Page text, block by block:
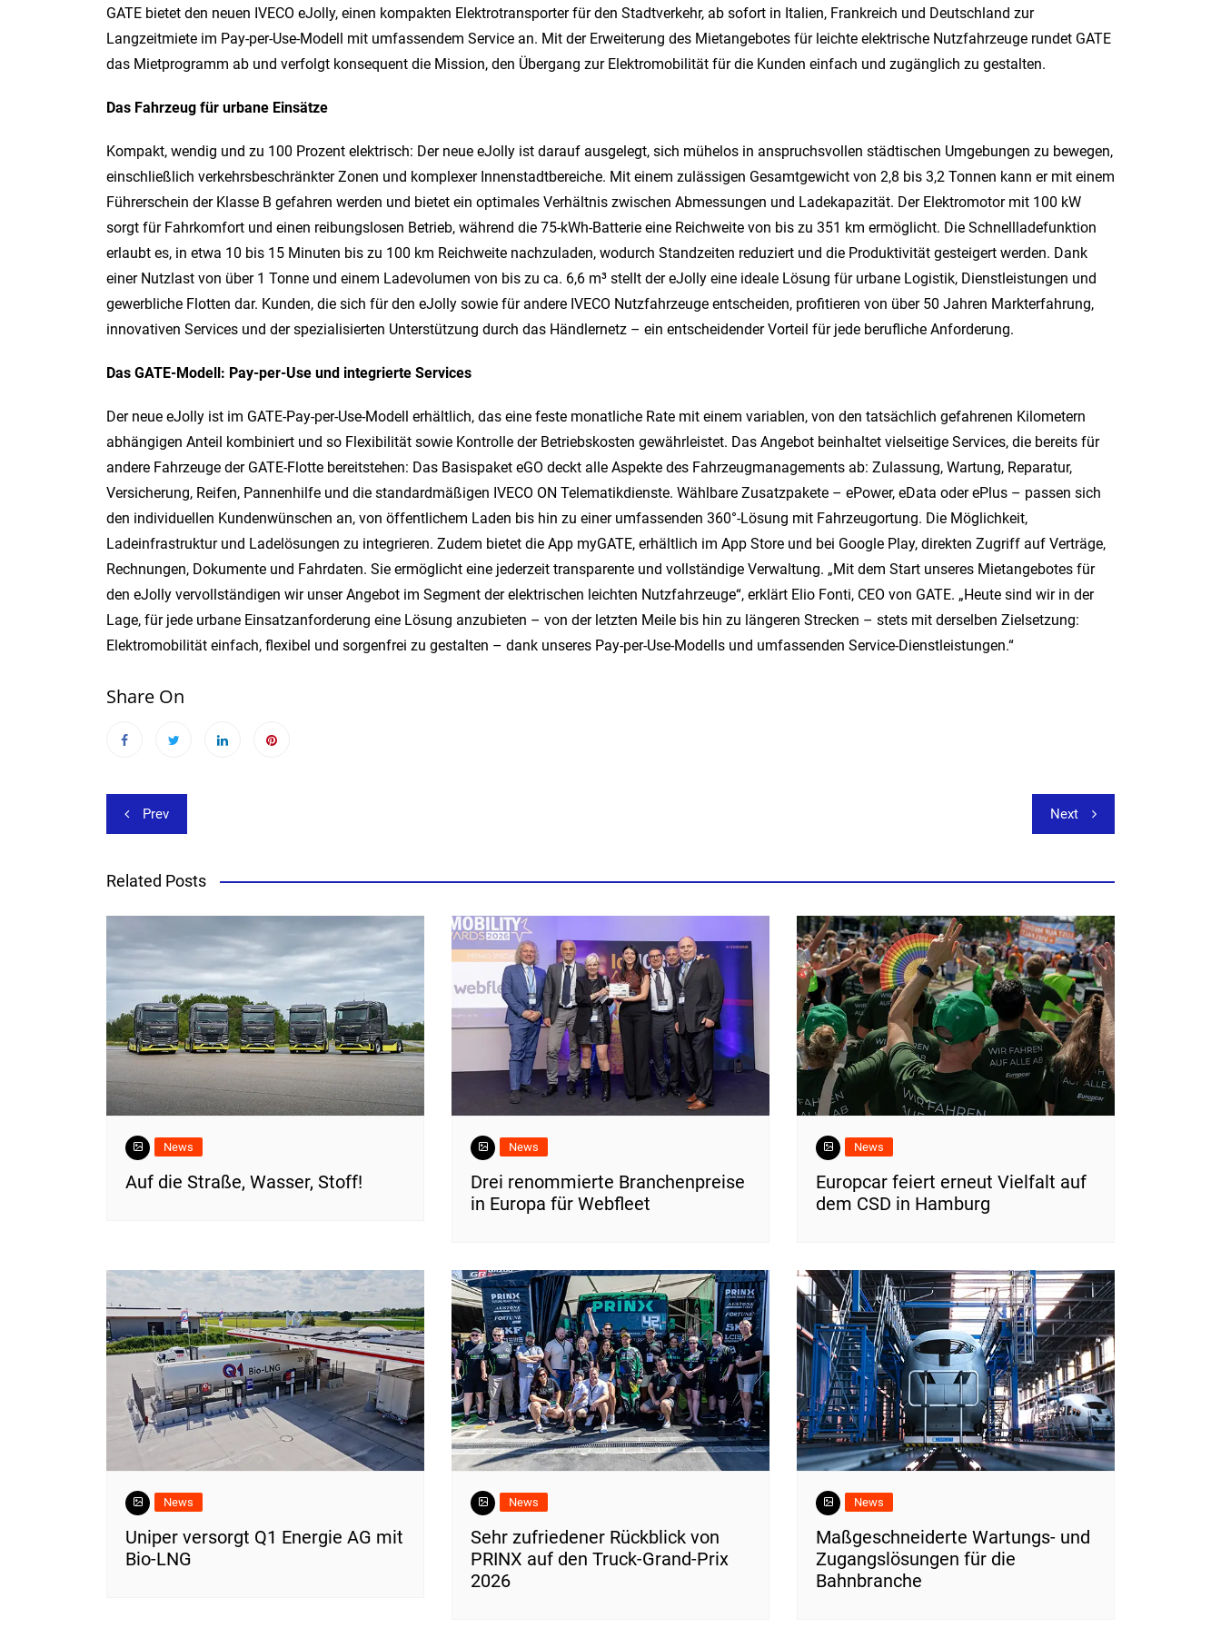
GATE bietet den neuen IVECO eJolly, einen kompakten Elektrotransporter für den Stadtverkehr, ab sofort in Italien, Frankreich und Deutschland zur
Langzeitmiete im Pay-per-Use-Modell mit umfassendem Service an. Mit der Erweiterung des Mietangebotes für leichte elektrische Nutzfahrzeuge rundet GATE
das Mietprogramm ab und verfolgt konsequent die Mission, den Übergang zur Elektromobilität für die Kunden einfach und zugänglich zu gestalten.
Das Fahrzeug für urbane Einsätze
Kompakt, wendig und zu 100 Prozent elektrisch: Der neue eJolly ist darauf ausgelegt, sich mühelos in anspruchsvollen städtischen Umgebungen zu bewegen,
einschließlich verkehrsbeschränkter Zonen und komplexer Innenstadtbereiche. Mit einem zulässigen Gesamtgewicht von 2,8 bis 3,2 Tonnen kann er mit einem
Führerschein der Klasse B gefahren werden und bietet ein optimales Verhältnis zwischen Abmessungen und Ladekapazität. Der Elektromotor mit 100 kW
sorgt für Fahrkomfort und einen reibungslosen Betrieb, während die 75-kWh-Batterie eine Reichweite von bis zu 351 km ermöglicht. Die Schnellladefunktion
erlaubt es, in etwa 10 bis 15 Minuten bis zu 100 km Reichweite nachzuladen, wodurch Standzeiten reduziert und die Produktivität gesteigert werden. Dank
einer Nutzlast von über 1 Tonne und einem Ladevolumen von bis zu ca. 6,6 m³ stellt der eJolly eine ideale Lösung für urbane Logistik, Dienstleistungen und
gewerbliche Flotten dar. Kunden, die sich für den eJolly sowie für andere IVECO Nutzfahrzeuge entscheiden, profitieren von über 50 Jahren Markterfahrung,
innovativen Services und der spezialisierten Unterstützung durch das Händlernetz – ein entscheidender Vorteil für jede berufliche Anforderung.
Das GATE-Modell: Pay-per-Use und integrierte Services
Der neue eJolly ist im GATE-Pay-per-Use-Modell erhältlich, das eine feste monatliche Rate mit einem variablen, von den tatsächlich gefahrenen Kilometern
abhängigen Anteil kombiniert und so Flexibilität sowie Kontrolle der Betriebskosten gewährleistet. Das Angebot beinhaltet vielseitige Services, die bereits für
andere Fahrzeuge der GATE-Flotte bereitstehen: Das Basispaket eGO deckt alle Aspekte des Fahrzeugmanagements ab: Zulassung, Wartung, Reparatur,
Versicherung, Reifen, Pannenhilfe und die standardmäßigen IVECO ON Telematikdienste. Wählbare Zusatzpakete – ePower, eData oder ePlus – passen sich
den individuellen Kundenwünschen an, von öffentlichem Laden bis hin zu einer umfassenden 360°-Lösung mit Fahrzeugortung. Die Möglichkeit,
Ladeinfrastruktur und Ladelösungen zu integrieren. Zudem bietet die App myGATE, erhältlich im App Store und bei Google Play, direkten Zugriff auf Verträge,
Rechnungen, Dokumente und Fahrdaten. Sie ermöglicht eine jederzeit transparente und vollständige Verwaltung. „Mit dem Start unseres Mietangebotes für
den eJolly vervollständigen wir unser Angebot im Segment der elektrischen leichten Nutzfahrzeuge“, erklärt Elio Fonti, CEO von GATE. „Heute sind wir in der
Lage, für jede urbane Einsatzanforderung eine Lösung anzubieten – von der letzten Meile bis hin zu längeren Strecken – stets mit derselben Zielsetzung:
Elektromobilität einfach, flexibel und sorgenfrei zu gestalten – dank unseres Pay-per-Use-Modells und umfassenden Service-Dienstleistungen.“
Share On
Beitragsnavigation
Prev Next
Related Posts
News
​Auf die Straße, Wasser, Stoff!
News
Drei renommierte Branchenpreise
in Europa für Webfleet
News
Europcar feiert erneut Vielfalt auf
dem CSD in Hamburg
News
Uniper versorgt Q1 Energie AG mit
Bio-LNG
News
Sehr zufriedener Rückblick von
PRINX auf den Truck-Grand-Prix
2026
News
Maßgeschneiderte Wartungs- und
Zugangslösungen für die
Bahnbranche